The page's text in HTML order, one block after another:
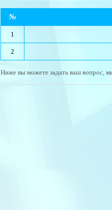
№
1
2
Ниже вы можете задать ваш вопрос,